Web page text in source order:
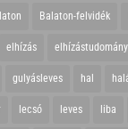
Balaton-felvidék
elhízás elhízástudomány
gulyásleves hal
lecsó leves liba